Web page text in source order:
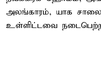
அலங்காரம், யாக சாலை
உள்ளிட்டவை